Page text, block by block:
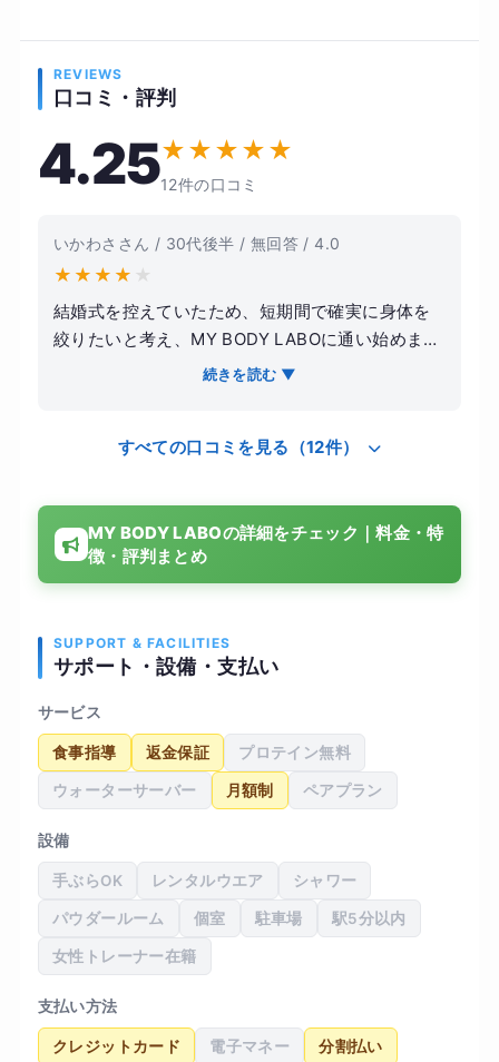
REVIEWS
口コミ・評判
4.25★★★★★
12件の口コミ
いかわささん / 30代後半 / 無回答 / 4.0
★ ★ ★ ★ ★
結婚式を控えていたため、短期間で確実に身体を
絞りたいと考え、MY BODY LABOに通い始めまし
た。パーソナルトレーニングなら自分に甘えが出
がらも、実際には筋力トレーニングが中心でし
少しマニュアル通りというか、型にはまった印象
を受けることも多かったです。食事指導に関して
も、糖質制限を強く勧められ、付き合いが多い私
には継続がかなり苦痛に感じられました。結果と
れはトレーニングのおかげというより食事制限の
影響が大きい気がします。生活習慣は変わりまし
たが、卒業後にこの食生活を維持できるかと言わ
れると疑問が残ります。
続きを読む ▼
すべての口コミを見る（12件）
MY BODY LABOの詳細をチェック｜料金・特
徴・評判まとめ
SUPPORT & FACILITIES
サポート・設備・支払い
サービス
食事指導 返金保証 プロテイン無料
ウォーターサーバー 月額制 ペアプラン
設備
手ぶらOK レンタルウエア シャワー
パウダールーム 個室 駐車場 駅5分以内
女性トレーナー在籍
支払い方法
クレジットカード 電子マネー 分割払い